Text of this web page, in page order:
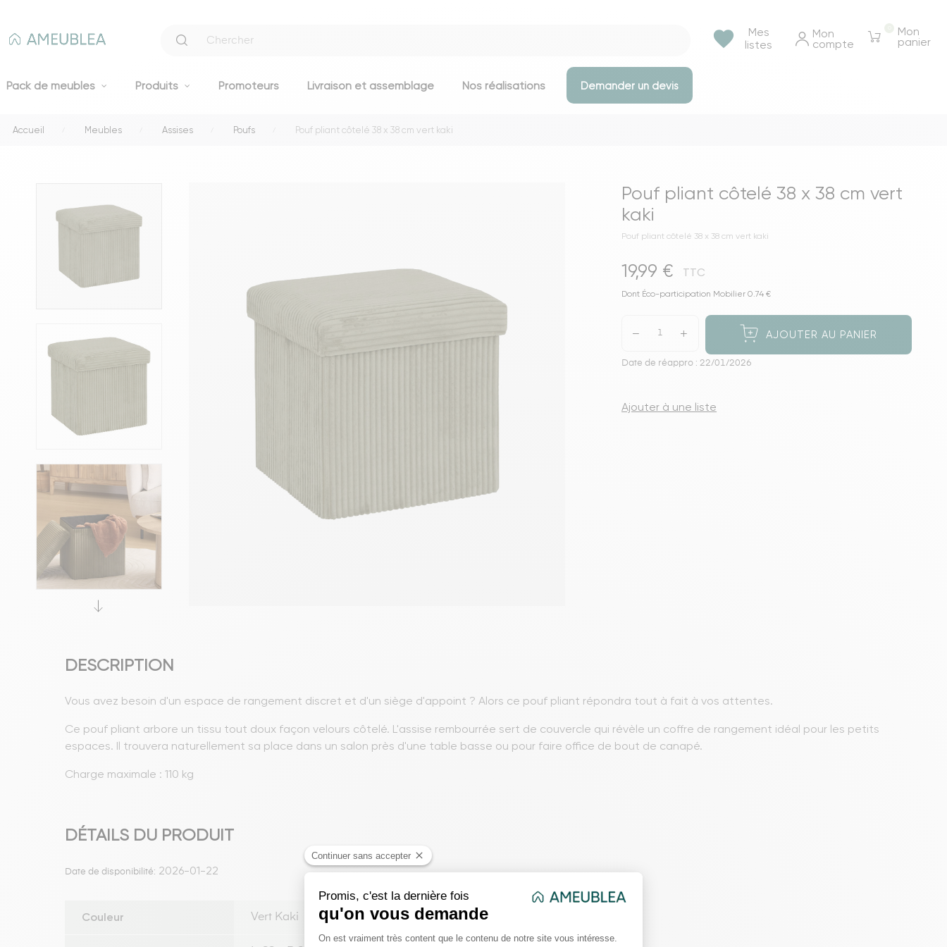
Mes
listes
favorite Mon
compte
Mon
panier
Pack de meubles Produits
Poufs
Commodes
Portants & Dressings
Voir tous les meubles de rangements
Tables basse & appoints
Promoteurs Livraison et assemblage Nos réalisations Demander un devis
Accueil Meubles Assises Poufs Pouf pliant côtelé 38 x 38 cm vert kaki
Pouf pliant côtelé 38 x 38 cm vert
kaki
Pouf pliant côtelé 38 x 38 cm vert kaki
19,99 € TTC
Dont Éco-participation Mobilier 0.74 €
AJOUTER AU PANIER
Date de réappro : 22/01/2026
Ajouter à une liste
DESCRIPTION
Vous avez besoin d'un espace de rangement discret et d'un siège d'appoint ? Alors ce pouf pliant répondra tout à fait à vos attentes.
Ce pouf pliant arbore un tissu tout doux façon velours côtelé. L'assise rembourrée sert de couvercle qui révèle un coffre de rangement idéal pour les petits
espaces. Il trouvera naturellement sa place dans un salon près d'une table basse ou pour faire office de bout de canapé.
Charge maximale : 110 kg
DÉTAILS DU PRODUIT
Date de disponibilité: 2026-01-22
Couleur Vert Kaki